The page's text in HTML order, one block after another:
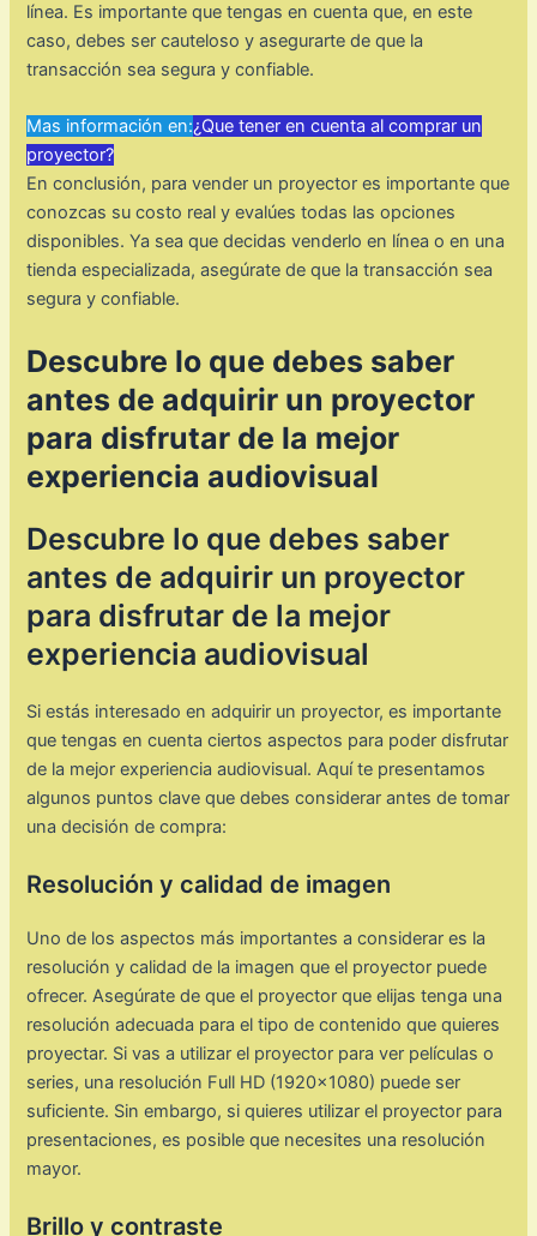
línea. Es importante que tengas en cuenta que, en este
caso, debes ser cauteloso y asegurarte de que la
transacción sea segura y confiable.
Mas información en:¿Que tener en cuenta al comprar un
proyector?
En conclusión, para vender un proyector es importante que
conozcas su costo real y evalúes todas las opciones
disponibles. Ya sea que decidas venderlo en línea o en una
tienda especializada, asegúrate de que la transacción sea
segura y confiable.
Descubre lo que debes saber
antes de adquirir un proyector
para disfrutar de la mejor
experiencia audiovisual
Descubre lo que debes saber
antes de adquirir un proyector
para disfrutar de la mejor
experiencia audiovisual
Si estás interesado en adquirir un proyector, es importante
que tengas en cuenta ciertos aspectos para poder disfrutar
de la mejor experiencia audiovisual. Aquí te presentamos
algunos puntos clave que debes considerar antes de tomar
una decisión de compra:
Resolución y calidad de imagen
Uno de los aspectos más importantes a considerar es la
resolución y calidad de la imagen que el proyector puede
ofrecer. Asegúrate de que el proyector que elijas tenga una
resolución adecuada para el tipo de contenido que quieres
proyectar. Si vas a utilizar el proyector para ver películas o
series, una resolución Full HD (1920×1080) puede ser
suficiente. Sin embargo, si quieres utilizar el proyector para
presentaciones, es posible que necesites una resolución
mayor.
Brillo y contraste